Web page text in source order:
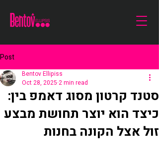
Post
סטנד קרטון מסוג דאמפ בין:
כיצד הוא יוצר תחושת מבצע
זול אצל הקונה בחנות
Bentov Ellipiss
Oct 28, 2025 2 min read